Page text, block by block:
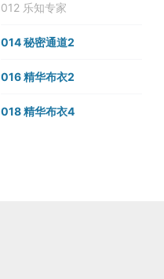
012 乐知专家
014 秘密通道2
016 精华布衣2
018 精华布衣4